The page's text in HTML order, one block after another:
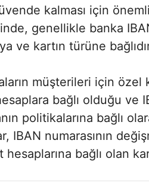
kalması için
genellikle banka
ve kartın türüne
müşterileri için
bağlı olduğu ve
politikalarına bağlı
IBAN numarasının
bağlı olan